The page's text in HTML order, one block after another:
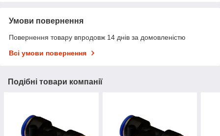
Умови повернення
Повернення товару впродовж 14 днів за домовленістю
Всі умови повернення
Подібні товари компанії